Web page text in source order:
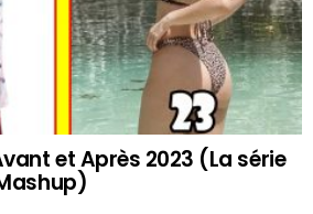
et Après 2023 (La série